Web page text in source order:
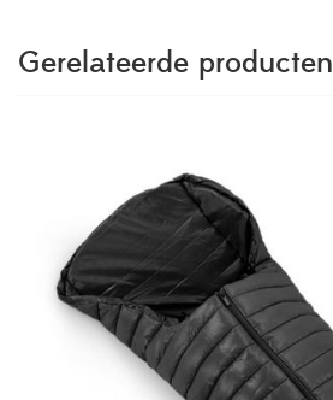
Gerelateerde producten